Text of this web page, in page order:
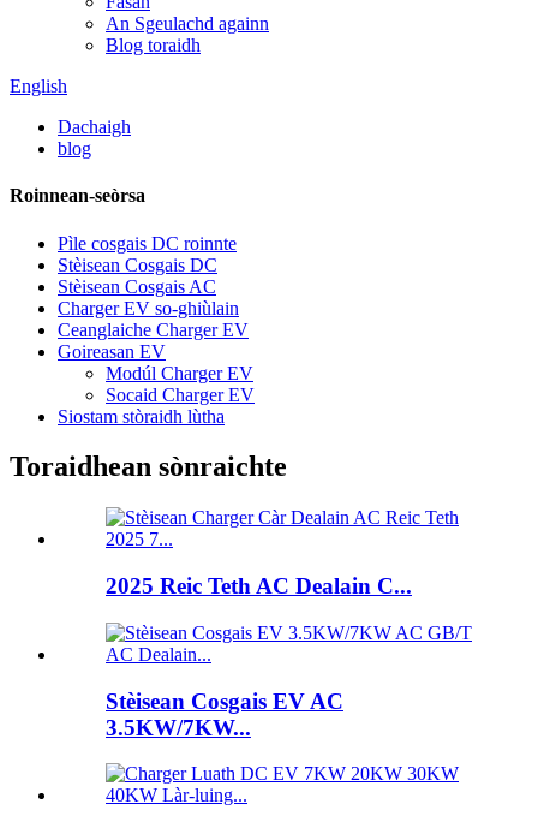
An Sgeulachd againn
Blog toraidh
English
Dachaigh
blog
Roinnean-seòrsa
Pìle cosgais DC roinnte
Stèisean Cosgais DC
Stèisean Cosgais AC
Charger EV so-ghiùlain
Ceanglaiche Charger EV
Goireasan EV
Modúl Charger EV
Socaid Charger EV
Siostam stòraidh lùtha
Toraidhean sònraichte
2025 Reic Teth AC Dealain C...
Stèisean Cosgais EV AC
3.5KW/7KW...